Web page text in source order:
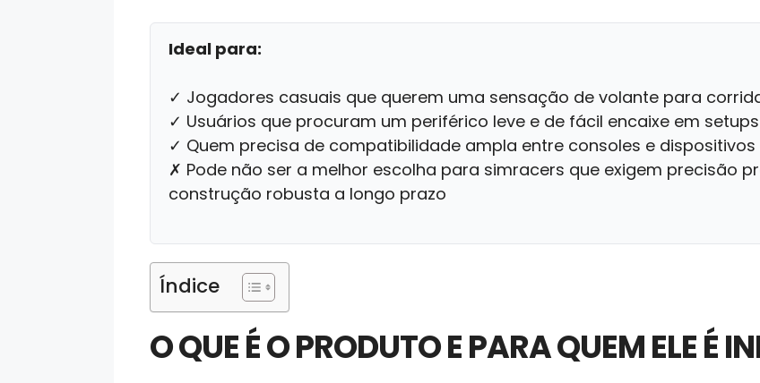
Ideal para:
✓ Jogadores casuais que querem uma sensação de volante para
✓ Usuários que procuram um periférico leve e de fácil encaixe em
✓ Quem precisa de compatibilidade ampla entre consoles e dispositivos
✗ Pode não ser a melhor escolha para simracers que exigem precisão
construção robusta a longo prazo
Índice
O QUE É O PRODUTO E PARA QUEM ELE É